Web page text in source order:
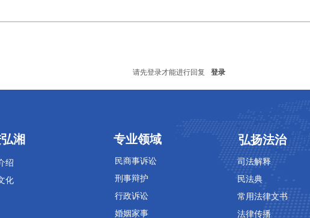
请先登录才能进行回复 登录
绍
化
业领域
湘
民商事诉讼
刑事辩护
行政诉讼
婚姻家事
专业领域
专业领域
司法解释
民法典
常用法律文书
法律传播
专业领域
弘扬法治